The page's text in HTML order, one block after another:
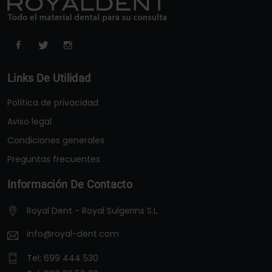
Links De Utilidad
Política de privacidad
Aviso legal
Condiciones generales
Preguntas frecuentes
Información De Contacto
Royal Dent - Royal Sulgerins S.L.
info@royal-dent.com
Tel: 699 444 530